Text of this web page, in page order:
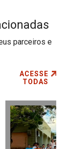
parceiros e
ACESSE
TODAS